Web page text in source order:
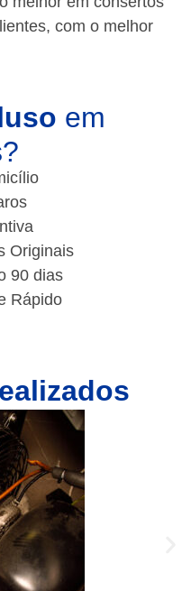
com o melhor
em
Originais
90 dias
Rápido